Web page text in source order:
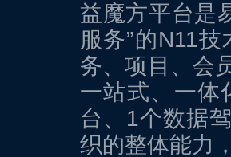
益魔方平台是
服务”的N11
务、项目、会
一站式、一体
台、1个数据
织的整体能力